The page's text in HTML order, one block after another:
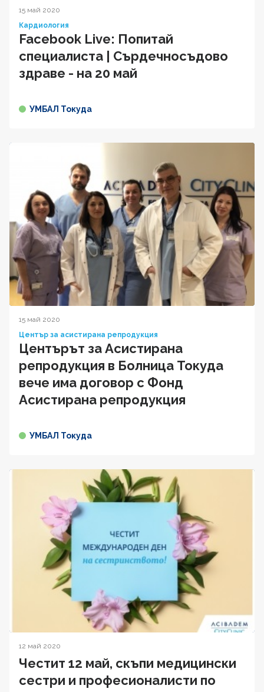
15 май 2020
Кардиология
Facebook Live: Попитай
специалиста | Сърдечносъдово
здраве - на 20 май
УМБАЛ Токуда
15 май 2020
Център за асистирана репродукция
Центърът за Асистирана
репродукция в Болница Токуда
вече има договор с Фонд
Асистирана репродукция
УМБАЛ Токуда
12 май 2020
Честит 12 май, скъпи медицински
сестри и професионалисти по